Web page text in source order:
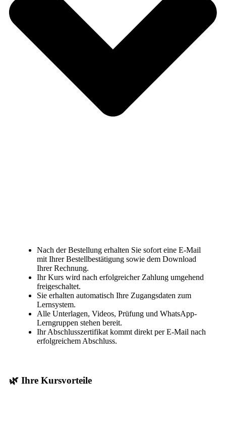
Nach der Bestellung erhalten Sie sofort eine E-Mail
mit Ihrer Bestellbestätigung sowie dem Download
Ihrer Rechnung.
Ihr Kurs wird nach erfolgreicher Zahlung umgehend
freigeschaltet.
Sie erhalten automatisch Ihre Zugangsdaten zum
Lernsystem.
Alle Unterlagen, Videos, Prüfung und WhatsApp-
Lerngruppen stehen bereit.
Ihr Abschlusszertifikat kommt direkt per E-Mail nach
erfolgreichem Abschluss.
🌿 Ihre Kursvorteile